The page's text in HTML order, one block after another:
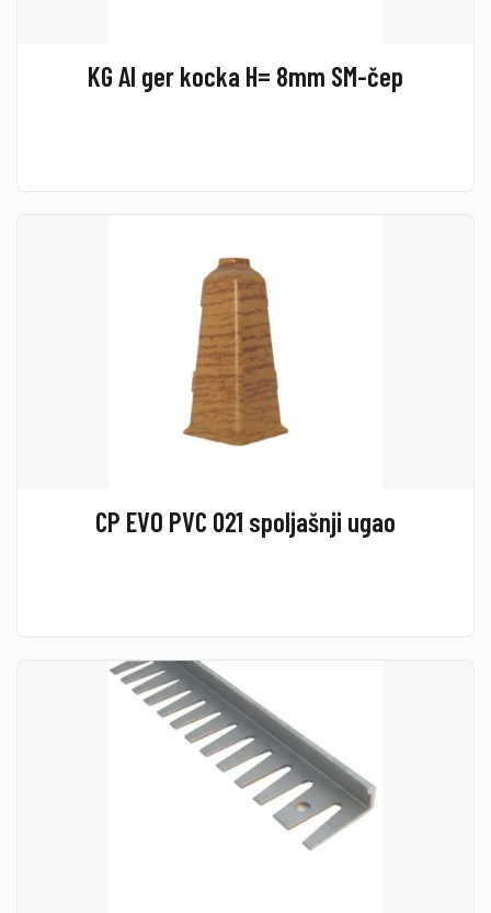
KG Al ger kocka H= 8mm SM-čep
CP EVO PVC 021 spoljašnji ugao